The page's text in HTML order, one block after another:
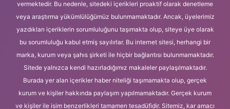
vermektedir. Bu nedenle, sitedeki içerikleri proaktif olarak denetleme
veya araştırma yükümlülüğümüz bulunmamaktadır. Ancak, üyelerimiz
yazdıkları içeriklerin sorumluluğunu taşımakta olup, siteye üye olarak
bu sorumluluğu kabul etmiş sayılırlar. Bu internet sitesi, herhangi bir
marka, kurum veya şahıs şirketi ile hiçbir bağlantısı bulunmamaktadır.
Sitede yalnızca kendi hazırladığımız makaleler paylaşılmaktadır.
Burada yer alan içerikler haber niteliği taşımamakta olup, gerçek
kurum ve kişiler hakkında paylaşım yapılmamaktadır. Gerçek kurum
ve kişiler ile isim benzerlikleri tamamen tesadüfidir. Sitemiz, kar amacı